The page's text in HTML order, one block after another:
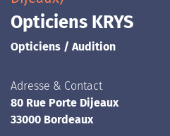
Opticiens KRYS
Opticiens / Audition
Adresse & Contact
80 Rue Porte Dijeaux
33000 Bordeaux